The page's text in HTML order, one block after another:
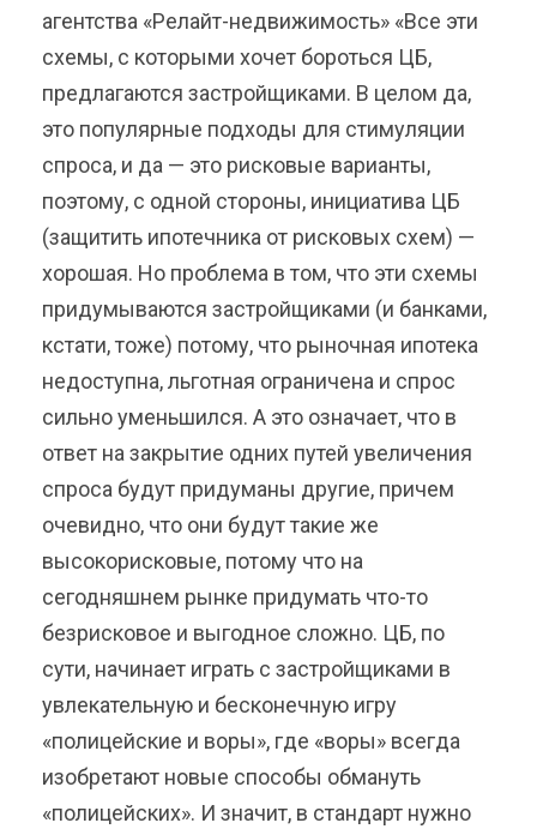
агентства «Релайт-недвижимость» «Все эти
схемы, с которыми хочет бороться ЦБ,
предлагаются застройщиками. В целом да,
это популярные подходы для стимуляции
спроса, и да — это рисковые варианты,
поэтому, с одной стороны, инициатива ЦБ
(защитить ипотечника от рисковых схем) —
хорошая. Но проблема в том, что эти схемы
придумываются застройщиками (и банками,
кстати, тоже) потому, что рыночная ипотека
недоступна, льготная ограничена и спрос
сильно уменьшился. А это означает, что в
ответ на закрытие одних путей увеличения
спроса будут придуманы другие, причем
очевидно, что они будут такие же
высокорисковые, потому что на
сегодняшнем рынке придумать что-то
безрисковое и выгодное сложно. ЦБ, по
сути, начинает играть с застройщиками в
увлекательную и бесконечную игру
«полицейские и воры», где «воры» всегда
изобретают новые способы обмануть
«полицейских». И значит, в стандарт нужно